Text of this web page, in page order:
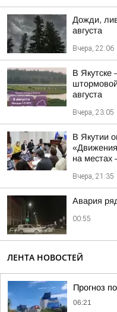
Дожди,
августа
Вчера, 22:06
В
августа
Вчера, 23:05
В Якутии
на местах
Вчера, 21:35
Авария
00:55
ЛЕНТА НОВОСТЕЙ
Прогноз
06:21